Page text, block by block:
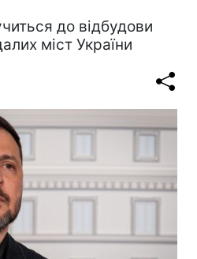
до відбудови
міст України